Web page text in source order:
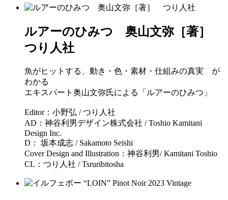
ルアーのひみつ 奥山文弥［著］
つり人社
魚がヒットする、動き・色・素材・仕組みの真実 が
わかる
エキスパート奥山文弥氏による「ルアーのひみつ」
Editor：小野弘 / つり人社
AD：神谷利男デザイン株式会社 / Toshio Kamitani
Design Inc.
D： 坂本成志 / Sakamoto Seishi
Cover Design and Illustration：神谷利男/ Kamitani Toshio
CL：つり人社 / Tsruribitosha